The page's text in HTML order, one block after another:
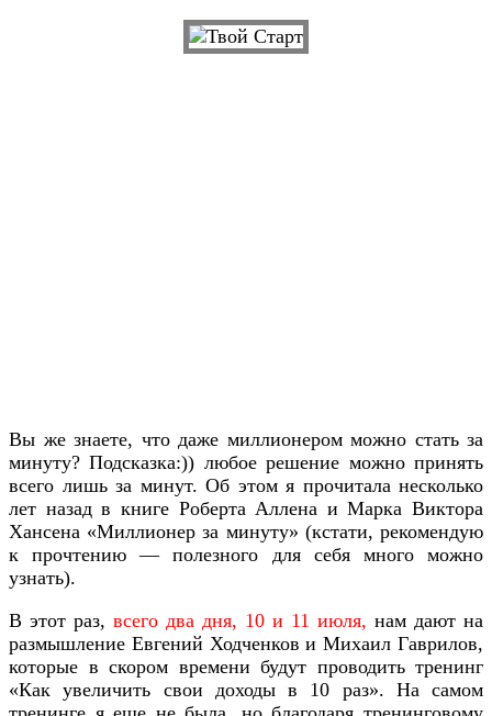
Вы же знаете, что даже миллионером можно стать за
минуту? Подсказка:)) любое решение можно принять
всего лишь за минут. Об этом я прочитала несколько
лет назад в книге Роберта Аллена и Марка Виктора
Хансена «Миллионер за минуту» (кстати, рекомендую
к прочтению — полезного для себя много можно
узнать).
В этот раз, всего два дня, 10 и 11 июля, нам дают на
размышление Евгений Ходченков и Михаил Гаврилов,
которые в скором времени будут проводить тренинг
«Как увеличить свои доходы в 10 раз». На самом